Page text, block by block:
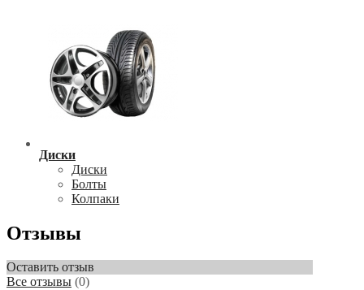
Диски
Диски
Болты
Колпаки
Отзывы
Оставить отзыв
Все отзывы (0)